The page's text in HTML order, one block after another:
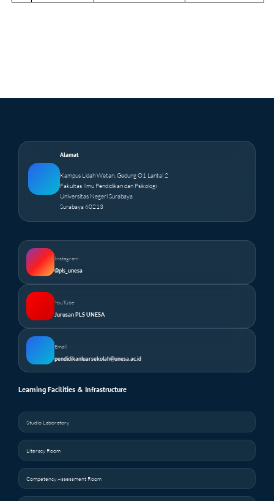
Alamat
Kampus Lidah Wetan, Gedung O1 Lantai 2
Fakultas Ilmu Pendidikan dan Psikologi
Universitas Negeri Surabaya
Surabaya 60213
Instagram
@pls_unesa
YouTube
Jurusan PLS UNESA
Email
pendidikanluarsekolah@unesa.ac.id
Learning Facilities & Infrastructure
Studio Laboratory
Literacy Room
Competency Assessment Room